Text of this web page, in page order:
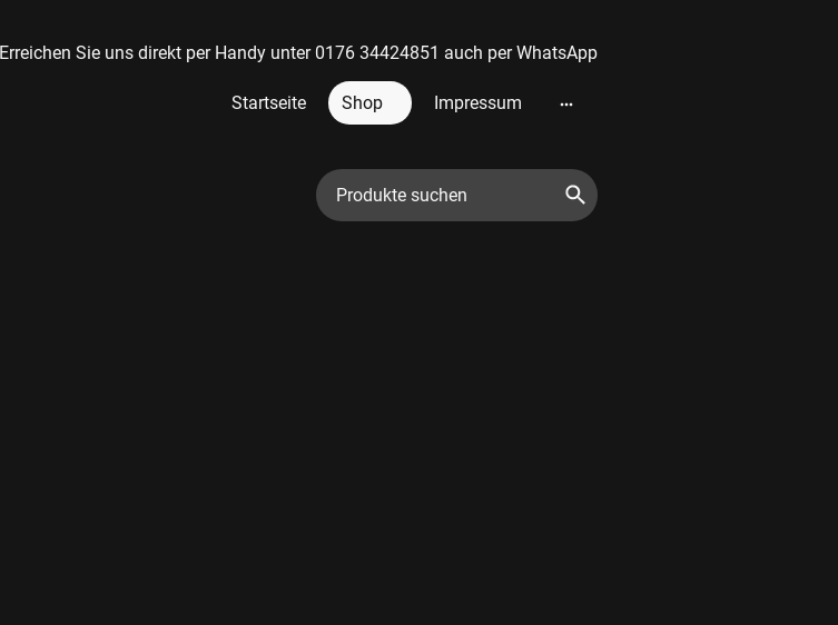
Erreichen Sie uns direkt per Handy unter 0176 34424851 auch per WhatsApp
Startseite Shop Impressum